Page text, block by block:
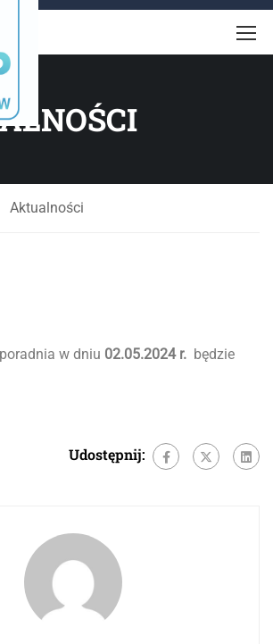
Aktualności
w dniu 02.05.2024 r. będzie
Udostępnij: